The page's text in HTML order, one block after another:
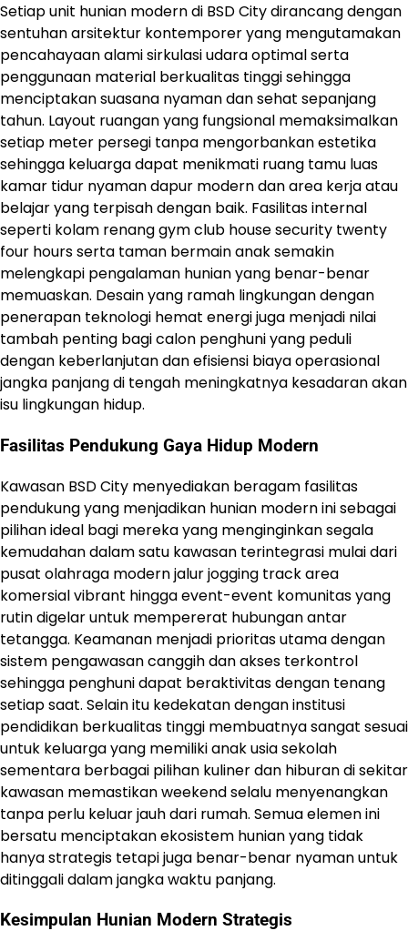
Setiap unit hunian modern di BSD City dirancang dengan
sentuhan arsitektur kontemporer yang mengutamakan
pencahayaan alami sirkulasi udara optimal serta
penggunaan material berkualitas tinggi sehingga
menciptakan suasana nyaman dan sehat sepanjang
tahun. Layout ruangan yang fungsional memaksimalkan
setiap meter persegi tanpa mengorbankan estetika
sehingga keluarga dapat menikmati ruang tamu luas
kamar tidur nyaman dapur modern dan area kerja atau
belajar yang terpisah dengan baik. Fasilitas internal
seperti kolam renang gym club house security twenty
four hours serta taman bermain anak semakin
melengkapi pengalaman hunian yang benar-benar
memuaskan. Desain yang ramah lingkungan dengan
penerapan teknologi hemat energi juga menjadi nilai
tambah penting bagi calon penghuni yang peduli
dengan keberlanjutan dan efisiensi biaya operasional
jangka panjang di tengah meningkatnya kesadaran akan
isu lingkungan hidup.
Fasilitas Pendukung Gaya Hidup Modern
Kawasan BSD City menyediakan beragam fasilitas
pendukung yang menjadikan hunian modern ini sebagai
pilihan ideal bagi mereka yang menginginkan segala
kemudahan dalam satu kawasan terintegrasi mulai dari
pusat olahraga modern jalur jogging track area
komersial vibrant hingga event-event komunitas yang
rutin digelar untuk mempererat hubungan antar
tetangga. Keamanan menjadi prioritas utama dengan
sistem pengawasan canggih dan akses terkontrol
sehingga penghuni dapat beraktivitas dengan tenang
setiap saat. Selain itu kedekatan dengan institusi
pendidikan berkualitas tinggi membuatnya sangat sesuai
untuk keluarga yang memiliki anak usia sekolah
sementara berbagai pilihan kuliner dan hiburan di sekitar
kawasan memastikan weekend selalu menyenangkan
tanpa perlu keluar jauh dari rumah. Semua elemen ini
bersatu menciptakan ekosistem hunian yang tidak
hanya strategis tetapi juga benar-benar nyaman untuk
ditinggali dalam jangka waktu panjang.
Kesimpulan Hunian Modern Strategis